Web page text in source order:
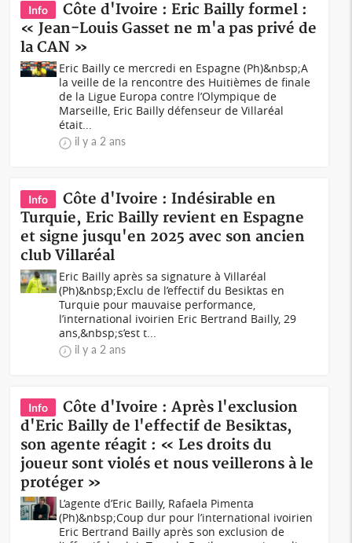
Info
Côte d'Ivoire : Eric Bailly formel :
« Jean-Louis Gasset ne m'a pas privé de
la CAN »
Eric Bailly ce mercredi en Espagne (Ph)&nbsp;A
la veille de la rencontre des Huitièmes de finale
de la Ligue Europa contre l’Olympique de
Marseille, Eric Bailly défenseur de Villaréal
était...
il y a 2 ans
Info
Côte d'Ivoire : Indésirable en
Turquie, Eric Bailly revient en Espagne
et signe jusqu'en 2025 avec son ancien
club Villaréal
Eric Bailly après sa signature à Villaréal
(Ph)&nbsp;Exclu de l’effectif du Besiktas en
Turquie pour mauvaise performance,
l’international ivoirien Eric Bertrand Bailly, 29
ans,&nbsp;s’est t...
il y a 2 ans
Info
Côte d'Ivoire : Après l'exclusion
d'Eric Bailly de l'effectif de Besiktas,
son agente réagit : « Les droits du
joueur sont violés et nous veillerons à le
protéger »
L’agente d’Eric Bailly, Rafaela Pimenta
(Ph)&nbsp;Coup dur pour l’international ivoirien
Eric Bertrand Bailly après son exclusion de